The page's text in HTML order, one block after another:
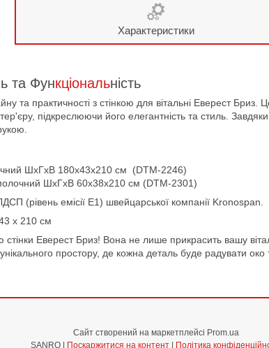
Характеристики
та Функціональність
та практичності з стінкою для вітальні Еверест
підкреслюючи його елегантність та стиль. Завдяки
ШхГхВ 180х43х210 см (DTM-2246)
ШхГхВ 60х38х210 см (DTM-2301)
(рівень емісії Е1) швейцарської компанії Kronospan.
х 210 см
стінки Еверест Бриз! Вона не лише прикрасить вашу
простору, де кожна деталь буде радувати око
Сайт створений на маркетплейсі Prom.ua
Поскаржитися на контент Політика